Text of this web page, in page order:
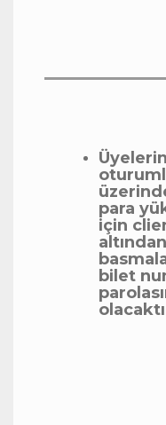
para
için
bilet